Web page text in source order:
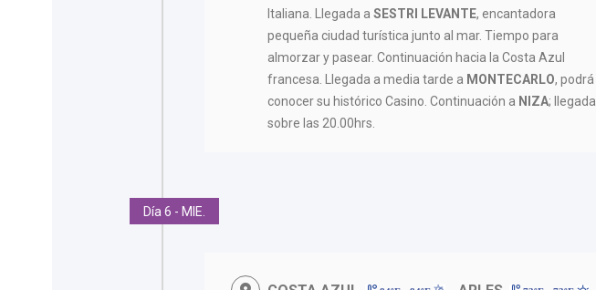
Italiana. Llegada aSESTRI LEVANTE, encantadora
pequeña ciudad turística junto al mar. Tiempo para
almorzar y pasear. Continuación hacia la Costa Azul
francesa. Llegada a media tarde a MONTECARLO, podrá
conocer su histórico Casino. Continuación a NIZA; llegada
sobre las 20.00hrs.
Día 6 - MIE.